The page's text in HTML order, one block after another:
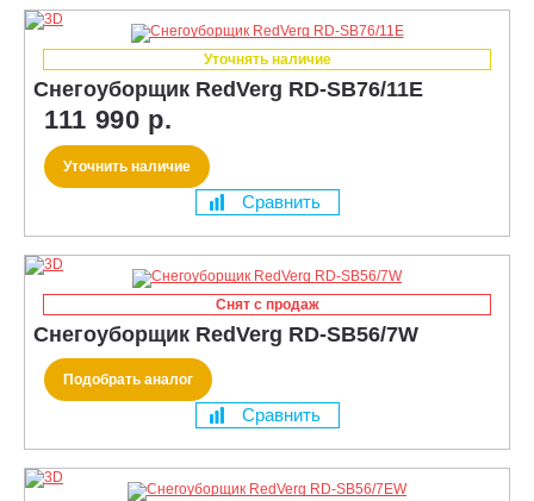
Уточнять наличие
Снегоуборщик RedVerg RD-SB76/11E
111 990 р.
Уточнить наличие
Сравнить
Снят с продаж
Снегоуборщик RedVerg RD-SB56/7W
Подобрать аналог
Сравнить